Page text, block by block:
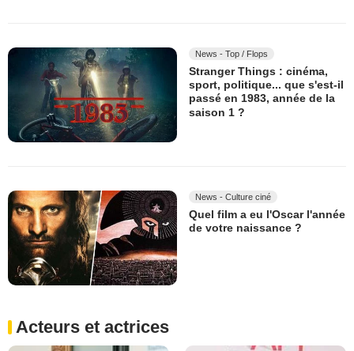
News - Top / Flops
Stranger Things : cinéma,
sport, politique... que s'est-il
passé en 1983, année de la
saison 1 ?
News - Culture ciné
Quel film a eu l'Oscar l'année
de votre naissance ?
Acteurs et actrices